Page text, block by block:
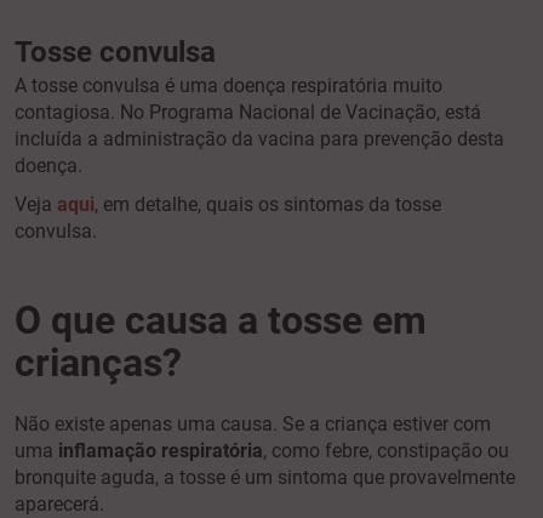
Tosse convulsa
A tosse convulsa é uma doença respiratória muito
contagiosa. No Programa Nacional de Vacinação, está
incluída a administração da vacina para prevenção desta
doença.
Veja aqui, em detalhe, quais os sintomas da tosse
convulsa.
O que causa a tosse em
crianças?
Não existe apenas uma causa. Se a criança estiver com
uma inflamação respiratória, como febre, constipação ou
bronquite aguda, a tosse é um sintoma que provavelmente
aparecerá.